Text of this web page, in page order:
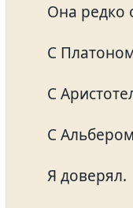
Она редко
С
С
С
Я доверял.